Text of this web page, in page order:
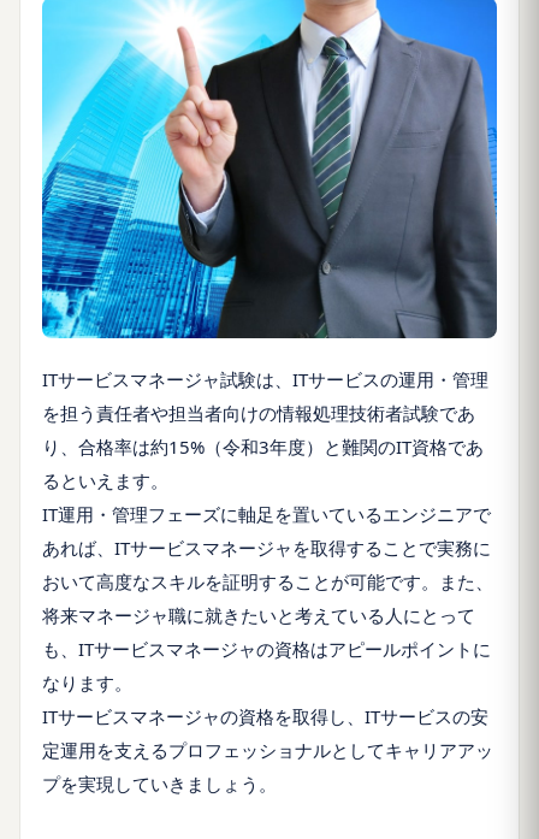
ITサービスマネージャ試験は、ITサービスの運用・管理
を担う責任者や担当者向けの情報処理技術者試験であ
り、合格率は約15%（令和3年度）と難関のIT資格であ
るといえます。
IT運用・管理フェーズに軸足を置いているエンジニアで
あれば、ITサービスマネージャを取得することで実務に
おいて高度なスキルを証明することが可能です。また、
将来マネージャ職に就きたいと考えている人にとって
も、ITサービスマネージャの資格はアピールポイントに
なります。
ITサービスマネージャの資格を取得し、ITサービスの安
定運用を支えるプロフェッショナルとしてキャリアアッ
プを実現していきましょう。